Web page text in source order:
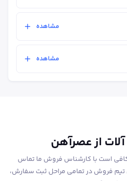
مشاهده
مشاهده
از عصرآهن
کافی است با کارشناس فروش ما تماس
تیم فروش در تمامی مراحل ثبت سفارش،